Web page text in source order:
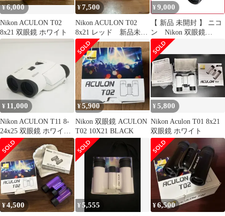
¥6,000
Nikon ACULON T02
8x21 双眼鏡 ホワイト
¥7,500
Nikon ACULON T02
8x21 レッド 新品未使
用
¥ 9,000
【 新品 未開封 】 ニコ
ン Nikon 双眼鏡
｢ACULON T02(アキュ
ロン T02)｣ [8倍] ホワイ
ト ACULON T02 8x21
未使用 送料無料
¥ 11,000
Nikon ACULON T11 8-
24x25 双眼鏡 ホワイト
USED美品 ニコン アキ
ュロン 可変式 ズーム
完動品 X0575
¥5,900
Nikon 双眼鏡 ACULON
T02 10X21 BLACK
¥5,800
Nikon Aculon T01 8x21
双眼鏡 ホワイト
¥4,500 ¥5,555 ¥6,500